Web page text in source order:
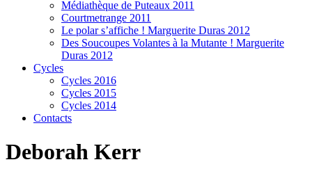
Médiathèque de Puteaux 2011
Courtmetrange 2011
Le polar s’affiche ! Marguerite Duras 2012
Des Soucoupes Volantes à la Mutante ! Marguerite
Duras 2012
Cycles
Cycles 2016
Cycles 2015
Cycles 2014
Contacts
Deborah Kerr